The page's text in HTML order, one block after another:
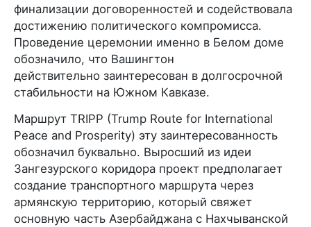
финализации договоренностей и содействовала
достижению политического компромисса.
Проведение церемонии именно в Белом доме
обозначило, что Вашингтон
действительно заинтересован в долгосрочной
стабильности на Южном Кавказе.
Маршрут TRIPP (Trump Route for International
Peace and Prosperity) эту заинтересованность
обозначил буквально. Выросший из идеи
Зангезурского коридора проект предполагает
создание транспортного маршрута через
армянскую территорию, который свяжет
основную часть Азербайджана с Нахчыванской